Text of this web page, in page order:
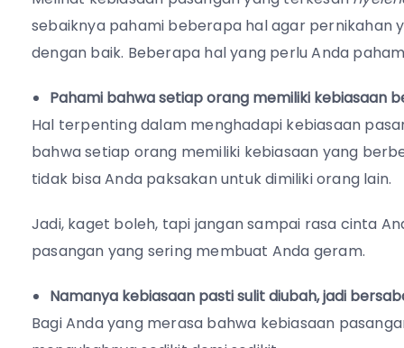
sebaiknya pahami beberapa hal agar pernikahan
dengan baik. Beberapa hal yang perlu Anda
Pahami bahwa setiap orang memiliki kebiasaan
Hal terpenting dalam menghadapi kebiasaan
bahwa setiap orang memiliki kebiasaan yang
tidak bisa Anda paksakan untuk dimiliki orang lain.
Jadi, kaget boleh, tapi jangan sampai rasa cinta
pasangan yang sering membuat Anda geram.
Namanya kebiasaan pasti sulit diubah, jadi
Bagi Anda yang merasa bahwa kebiasaan